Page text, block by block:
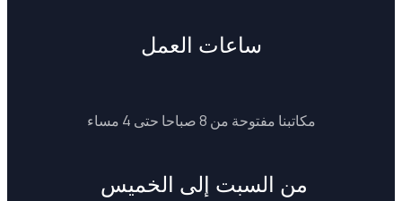
ساعات العمل
مكاتبنا مفتوحة من 8 صباحا حتى 4 مساء
من السبت إلى الخميس